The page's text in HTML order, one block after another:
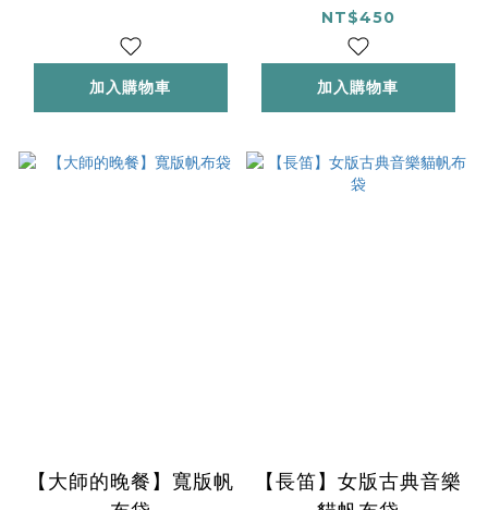
加入購物車
NT$450
加入購物車
【大師的晚餐】寬版帆
【長笛】女版古典音樂